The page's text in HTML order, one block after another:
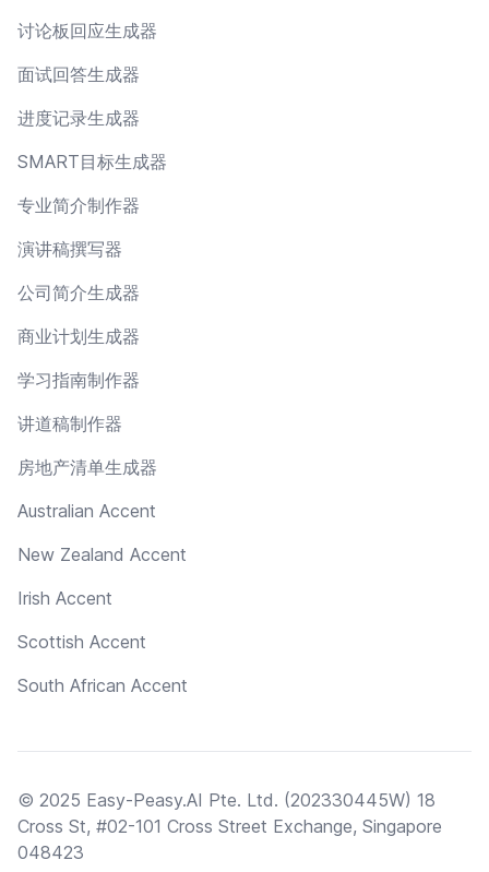
讨论板回应生成器
面试回答生成器
进度记录生成器
SMART目标生成器
专业简介制作器
演讲稿撰写器
公司简介生成器
商业计划生成器
学习指南制作器
讲道稿制作器
房地产清单生成器
Australian Accent
New Zealand Accent
Irish Accent
Scottish Accent
South African Accent
© 2025 Easy-Peasy.AI Pte. Ltd. (202330445W) 18
Cross St, #02-101 Cross Street Exchange, Singapore
048423